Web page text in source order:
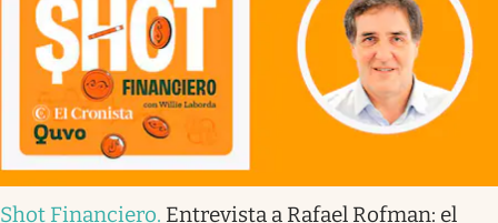
Shot Financiero. Entrevista a Rafael Rofman: el